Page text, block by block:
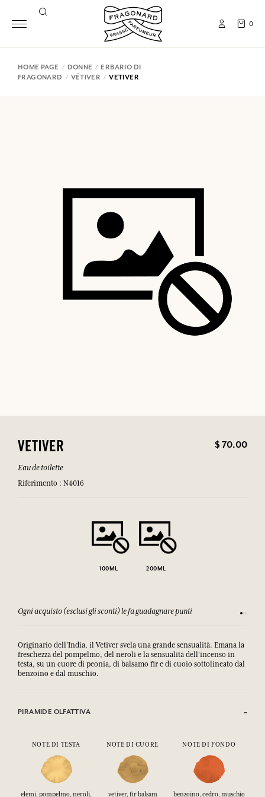
0
HOME PAGE DONNE
ERBARIO DI
FRAGONARD
VÉTIVER VETIVER
VETIVER $ 70.00
Eau de toilette
Riferimento : N4016
100ML 200ML
Ogni acquisto (esclusi gli sconti) le fa guadagnare punti
Originario dell'India, il Vetiver svela una grande sensualità. Emana la
freschezza del pompelmo, del neroli e la sensualità dell'incenso in
testa, su un cuore di peonia, di balsamo fir e di cuoio sottolineato dal
benzoino e dal muschio.
PIRAMIDE OLFATTIVA
NOTE DI TESTA NOTE DI CUORE NOTE DI FONDO
elemi, pompelmo, neroli,
vetiver, fir balsam benzoino, cedro, muschio